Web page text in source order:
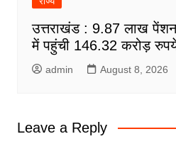
उत्तराखंड : 9.87 लाख पेंशन
में पहुंची 146.32 करोड़
admin August 8, 2026
Leave a Reply